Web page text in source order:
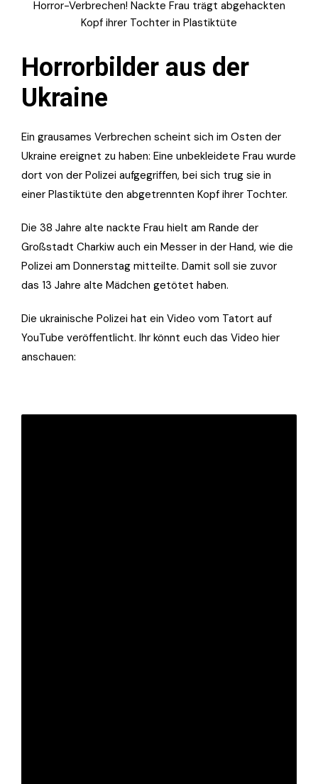
Horror-Verbrechen! Nackte Frau trägt abgehackten
Kopf ihrer Tochter in Plastiktüte
Horrorbilder aus der
Ukraine
Ein grausames Verbrechen scheint sich im Osten der
Ukraine ereignet zu haben: Eine unbekleidete Frau wurde
dort von der Polizei aufgegriffen, bei sich trug sie in
einer Plastiktüte den abgetrennten Kopf ihrer Tochter.
Die 38 Jahre alte nackte Frau hielt am Rande der
Großstadt Charkiw auch ein Messer in der Hand, wie die
Polizei am Donnerstag mitteilte. Damit soll sie zuvor
das 13 Jahre alte Mädchen getötet haben.
Die ukrainische Polizei hat ein Video vom Tatort auf
YouTube veröffentlicht. Ihr könnt euch das Video hier
anschauen: